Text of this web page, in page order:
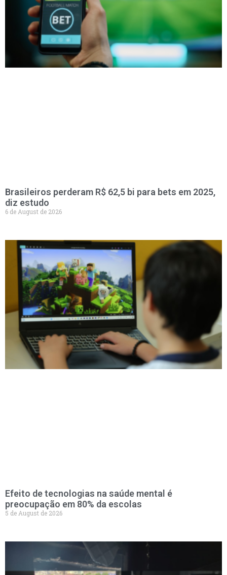
Brasileiros perderam R$ 62,5 bi para bets em 2025,
diz estudo
6 de August de 2026
Efeito de tecnologias na saúde mental é
preocupação em 80% da escolas
5 de August de 2026